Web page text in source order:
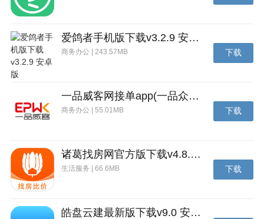
爱鸽者手机版下载v3.2.9 安卓版
商务办公 | 243.57MB 下载
一品威客网接单app(一品众包)下载v2.7.1 安卓最新版
商务办公 | 55.01MB 下载
诸葛找房网官方版下载v4.8.1.1 安卓最新版
生活服务 | 66.6MB 下载
皓盘云建最新版下载v9.0 安卓版